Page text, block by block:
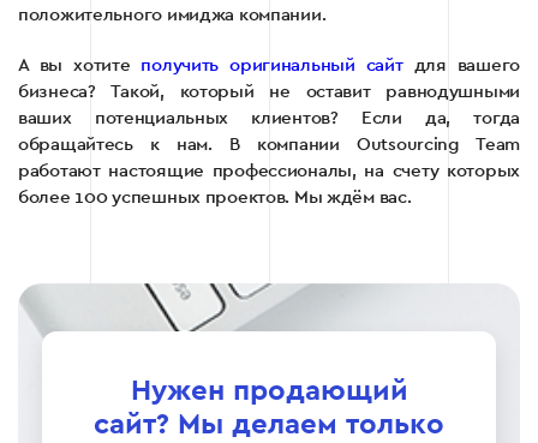
положительного имиджа компании.
А вы хотите получить оригинальный сайтдля вашего
бизнеса? Такой, который не оставит равнодушными
ваших потенциальных клиентов? Если да, тогда
обращайтесь к нам. В компании Outsourcing Team
работают настоящие профессионалы, на счету которых
более 100 успешных проектов. Мы ждём вас.
Нужен продающий
сайт? Мы делаем только